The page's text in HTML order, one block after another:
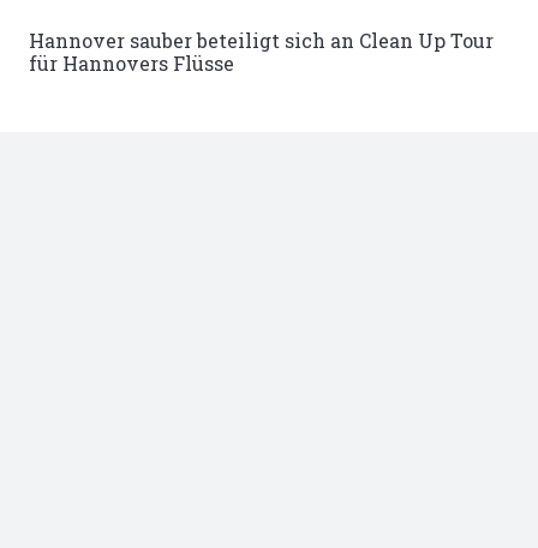
Hannover sauber beteiligt sich an Clean Up Tour
für Hannovers Flüsse